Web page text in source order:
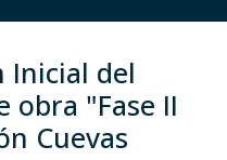
Inicial del
obra "Fase II
Cuevas